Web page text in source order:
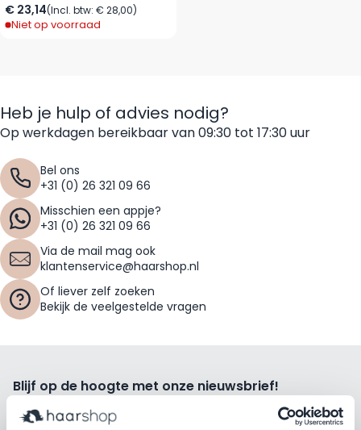
€ 23,14(Incl. btw: € 28,00)
Niet op voorraad
Heb je hulp of advies nodig?
Op werkdagen bereikbaar van 09:30 tot 17:30 uur
Bel ons
+31 (0) 26 321 09 66
Misschien een appje?
+31 (0) 26 321 09 66
Via de mail mag ook
klantenservice@haarshop.nl
Of liever zelf zoeken
Bekijk de veelgestelde vragen
Blijf op de hoogte met onze nieuwsbrief!
Ontvang wekelijks de beste kortingsacties, tips en nieuws
rechtstreeks in jou e-mailbox.